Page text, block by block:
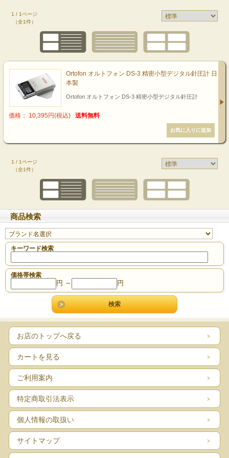
1 / 1ページ
（全1件）
Ortofon オルトフォン DS-3 精密小型デジタル針圧計 日
本製
Ortofon オルトフォン DS-3 精密小型デジタル針圧計
価格： 10,395円(税込) 送料無料
1 / 1ページ
（全1件）
商品検索
キーワード検索
価格帯検索
円 ～ 円
お店のトップへ戻る
カートを見る
ご利用案内
特定商取引法表示
個人情報の取扱い
サイトマップ